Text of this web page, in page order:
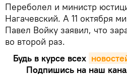
Переболел и министр
Нагачевский. А 11 октября
Павел Войку заявил, что
во второй раз.
Будь в курсе всех
Подпишись на наш